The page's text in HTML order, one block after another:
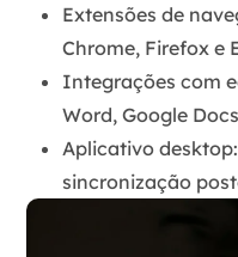
Extensões de
Chrome, Firefox e
Integrações com
Word, Google
Aplicativo desktop
sincronização